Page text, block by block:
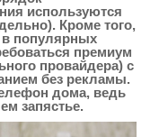
используются
Кроме того,
в популярных
премиум
провайдера) с
без рекламы.
дома, ведь
запястье.